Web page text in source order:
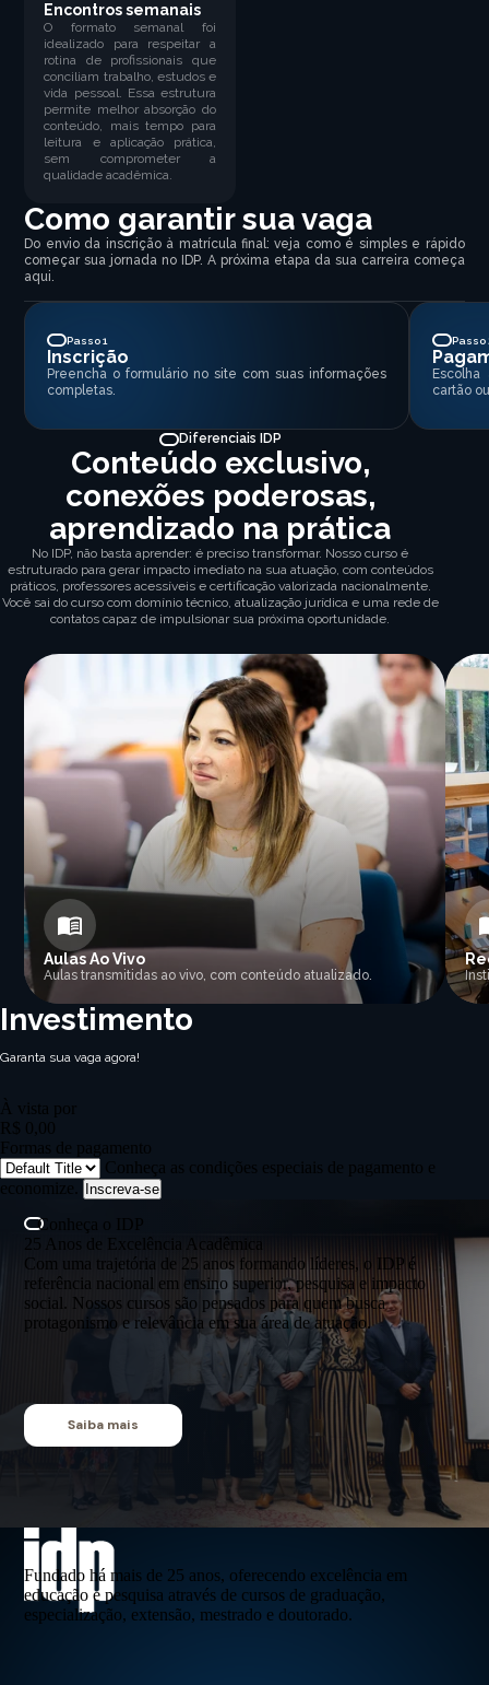
Encontros semanais
O formato semanal foi
idealizado para respeitar a
rotina de profissionais que
conciliam trabalho, estudos e
vida pessoal. Essa estrutura
permite melhor absorção do
conteúdo, mais tempo para
leitura e aplicação prática,
sem comprometer a
qualidade acadêmica.
Como garantir sua vaga
Do envio da inscrição à matrícula final: veja como é simples e rápido
começar sua jornada no IDP. A próxima etapa da sua carreira começa
aqui.
Passo 1
Inscrição
Preencha o formulário no site com suas informações
completas.
Passo
cartão
Diferenciais IDP
Conteúdo exclusivo,
conexões poderosas,
aprendizado na prática
No IDP, não basta aprender: é preciso transformar. Nosso curso é
estruturado para gerar impacto imediato na sua atuação, com conteúdos
práticos, professores acessíveis e certificação valorizada nacionalmente.
Você sai do curso com domínio técnico, atualização jurídica e uma rede de
contatos capaz de impulsionar sua próxima oportunidade.
Aulas Ao Vivo
Aulas transmitidas ao vivo, com conteúdo atualizado.
Investimento
Garanta sua vaga agora!
À vista por
R$ 0,00
Formas de pagamento
Conheça as condições especiais de pagamento e
economize.
Inscreva-se
Conheça o IDP
25 Anos de Excelência Acadêmica
Com uma trajetória de 25 anos formando líderes, o IDP é
referência nacional em ensino superior, pesquisa e impacto
social. Nossos cursos são pensados para quem busca
protagonismo e relevância em sua área de atuação.
Saiba mais
Fundado há mais de 25 anos, oferecendo excelência em
educação e pesquisa através de cursos de graduação,
especialização, extensão, mestrado e doutorado.